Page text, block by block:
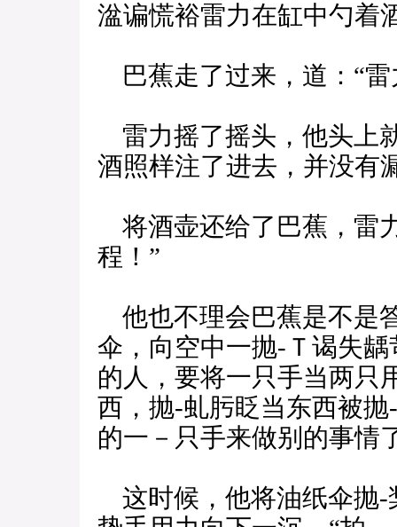
湓谝慌裕雷力在缸中勺着
巴蕉走了过来，道：“雷
雷力摇了摇头，他头上
酒照样注了进去，并没有
将酒壶还给了巴蕉，雷
程！”
他也不理会巴蕉是不是
伞，向空中一抛-Ｔ谒失
的人，要将一只手当两只
西，抛-虬肟眨当东西被
的一－只手来做别的事情
这时候，他将油纸伞抛-